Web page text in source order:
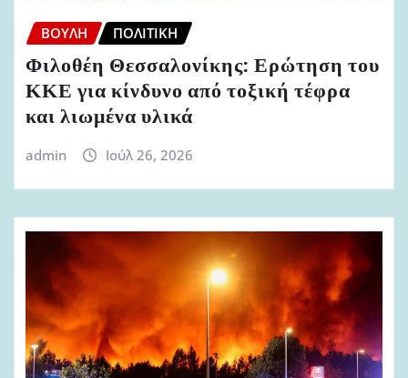
ΒΟΥΛΉ ΠΟΛΙΤΙΚΉ
Φιλοθέη Θεσσαλονίκης: Ερώτηση του
ΚΚΕ για κίνδυνο από τοξική τέφρα
και λιωμένα υλικά
admin Ιούλ 26, 2026